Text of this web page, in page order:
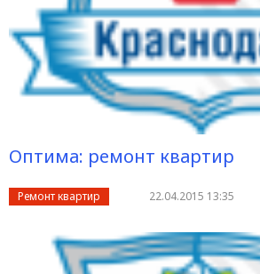
Оптима: ремонт квартир
Ремонт квартир 22.04.2015 13:35